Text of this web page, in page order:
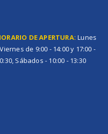
DE APERTURA: Lunes
de 9:00 - 14:00 y 17:00 -
Sábados - 10:00 - 13:30